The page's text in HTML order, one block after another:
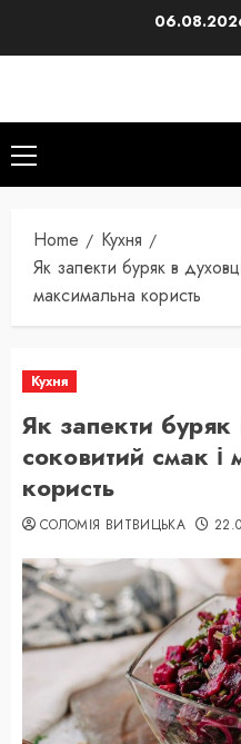
Primary
Menu
Home
Кухня
Як запекти буряк в
максимальна користь
Кухня
Як запекти буряк
соковитий смак і
користь
СОЛОМІЯ ВИТВИЦЬКА